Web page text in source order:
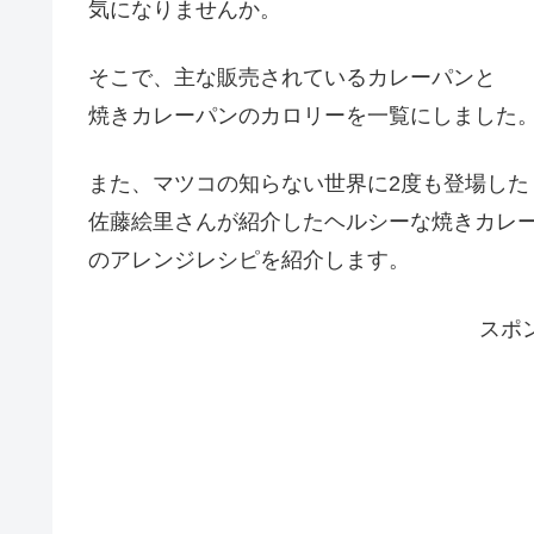
気になりませんか。
そこで、主な販売されているカレーパンと
焼きカレーパンのカロリーを一覧にしました。
また、マツコの知らない世界に2度も登場した
佐藤絵里さんが紹介したヘルシーな焼きカレ
のアレンジレシピを紹介します。
スポ